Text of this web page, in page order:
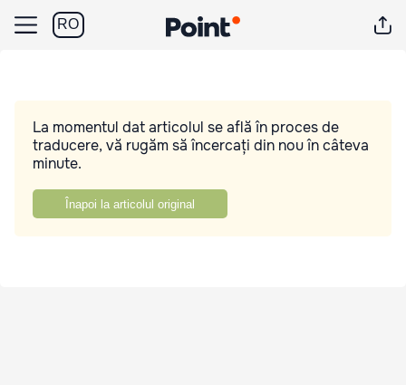
RO
La momentul dat articolul se află în proces de
traducere, vă rugăm să încercați din nou în câteva
minute.
Înapoi la articolul original